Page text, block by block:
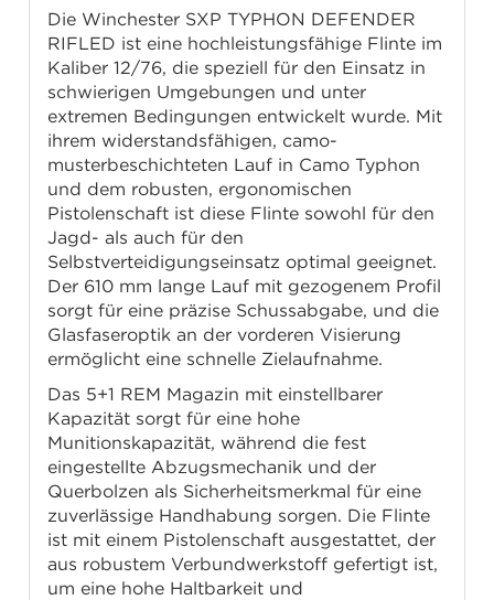
Die Winchester SXP TYPHON DEFENDER
RIFLED ist eine hochleistungsfähige Flinte im
Kaliber 12/76, die speziell für den Einsatz in
schwierigen Umgebungen und unter
extremen Bedingungen entwickelt wurde. Mit
ihrem widerstandsfähigen, camo-
musterbeschichteten Lauf in Camo Typhon
und dem robusten, ergonomischen
Pistolenschaft ist diese Flinte sowohl für den
Jagd- als auch für den
Selbstverteidigungseinsatz optimal geeignet.
Der 610 mm lange Lauf mit gezogenem Profil
sorgt für eine präzise Schussabgabe, und die
Glasfaseroptik an der vorderen Visierung
ermöglicht eine schnelle Zielaufnahme.
Das 5+1 REM Magazin mit einstellbarer
Kapazität sorgt für eine hohe
Munitionskapazität, während die fest
eingestellte Abzugsmechanik und der
Querbolzen als Sicherheitsmerkmal für eine
zuverlässige Handhabung sorgen. Die Flinte
ist mit einem Pistolenschaft ausgestattet, der
aus robustem Verbundwerkstoff gefertigt ist,
um eine hohe Haltbarkeit und